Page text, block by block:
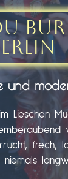
und
Lieschen
frech,